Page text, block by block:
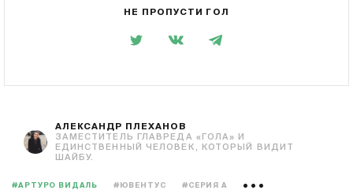
НЕ ПРОПУСТИ ГОЛ
АЛЕКСАНДР ПЛЕХАНОВ
ЗАМЕСТИТЕЛЬ ГЛАВРЕДА «ГОЛА» И
ЕДИНСТВЕННЫЙ ЧЕЛОВЕК, КОТОРЫЙ ВИДИТ
ШАЙБУ.
#АРТУРО ВИДАЛЬ #ЮВЕНТУС #СЕРИЯ А